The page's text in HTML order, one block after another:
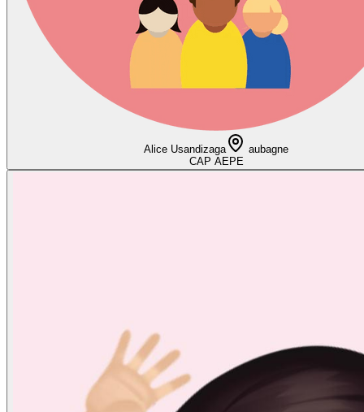
Alice Usandizaga
aubagne
CAP AEPE